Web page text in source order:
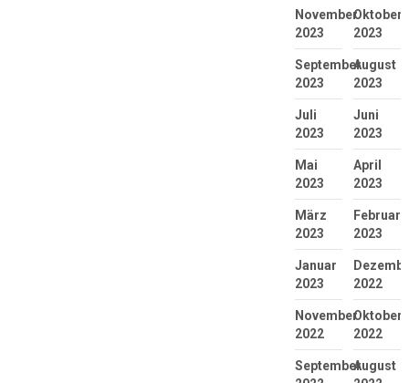
November
2023
Oktober
2023
September
2023
August
2023
Juli
2023
Juni
2023
Mai
2023
April
2023
März
2023
Februar
2023
Januar
2023
2022
November
2022
Oktober
2022
SeptemberAugust